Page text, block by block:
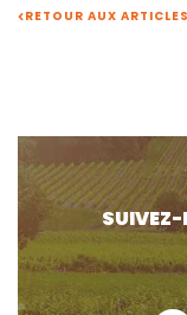
RETOUR AUX ARTICLES
SUIVEZ-